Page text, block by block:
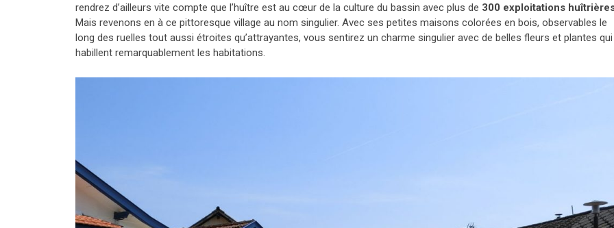
rendrez d’ailleurs vite compte que l’huître est au cœur de la culture du bassin avec plus de 300 exploitations
Mais revenons en à ce pittoresque village au nom singulier. Avec ses petites maisons colorées en bois, observables le
long des ruelles tout aussi étroites qu’attrayantes, vous sentirez un charme singulier avec de belles fleurs et plantes qui
habillent remarquablement les habitations.